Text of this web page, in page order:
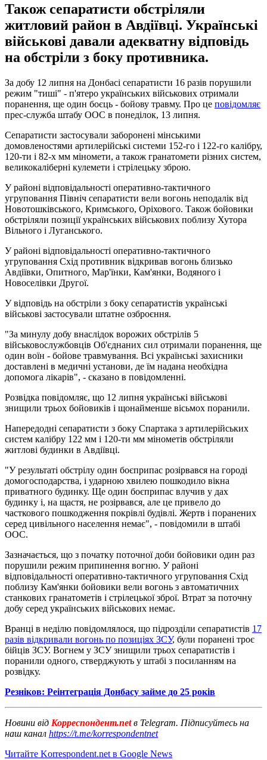
Також сепаратисти обстріляли
житловий район в Авдіївці. Українські
військові давали адекватну відповідь
на обстріли з боку противника.
За добу 12 липня на Донбасі сепаратисти 16 разів порушили
режим "тиші" - п'ятеро українських військових отримали
поранення, ще один боєць - бойову травму. Про це повідомляє
прес-служба штабу ООС в понеділок, 13 липня.
Сепаратисти застосували заборонені мінськими
домовленостями артилерійські системи 152-го і 122-го калібру,
120-ти і 82-х мм міномети, а також гранатомети різних систем,
великокаліберні кулемети і стрілецьку зброю.
У районі відповідальності оперативно-тактичного
угруповання Північ сепаратисти вели вогонь неподалік від
Новотошківського, Кримського, Оріхового. Також бойовики
обстріляли позиції українських військових поблизу Хутора
Вільного і Луганського.
У районі відповідальності оперативно-тактичного
угруповання Схід противник відкривав вогонь близько
Авдіївки, Опитного, Мар'їнки, Кам'янки, Водяного і
Новоселівки Другої.
У відповідь на обстріли з боку сепаратистів українські
військові застосували штатне озброєння.
"За минулу добу внаслідок ворожих обстрілів 5
військовослужбовців Об'єднаних сил отримали поранення, ще
один воїн - бойове травмування. Всі українські захисники
доставлені в медичні установи, де їм надана необхідна
допомога лікарів", - сказано в повідомленні.
Розвідка повідомляє, що 12 липня українські військові
знищили трьох бойовиків і щонайменше вісьмох поранили.
Напередодні сепаратисти з боку Спартака з артилерійських
систем калібру 122 мм і 120-ти мм мінометів обстріляли
житлові будинки в Авдіївці.
"У результаті обстрілу один боєприпас розірвався на городі
домогосподарства, і ударною хвилею пошкодило вікна
приватного будинку. Ще один боєприпас влучив у дах
будинку і, на щастя, не розірвався, але це привело до
часткового пошкодження покрівлі будівлі. Жертв і поранених
серед цивільного населення немає", - повідомили в штабі
ООС.
Зазначається, що з початку поточної доби бойовики один раз
порушили режим припинення вогню. У районі
відповідальності оперативно-тактичного угруповання Схід
поблизу Кам'янки бойовики вели вогонь з автоматичних
станкових гранатометів і стрілецької зброї. Втрат за поточну
добу серед українських військових немає.
Вранці в неділю повідомлялося, що підрозділи сепаратистів 17
разів відкривали вогонь по позиціях ЗСУ, були поранені троє
бійців ЗСУ. Вогнем у ЗСУ знищили трьох сепаратистів і
поранили одного, стверджують у штабі з посиланням на
розвідку.
Резніков: Реінтеграція Донбасу займе до 25 років
Новини від Корреспондент.netв Telegram. Підписуйтесь на
наш канал https://t.me/korrespondentnet
Читайте Korrespondent.net в Google News